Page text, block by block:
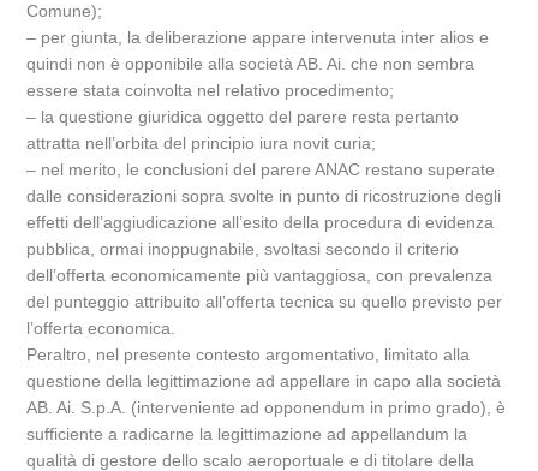
Comune);
– per giunta, la deliberazione appare intervenuta inter alios e
quindi non è opponibile alla società AB. Ai. che non sembra
essere stata coinvolta nel relativo procedimento;
– la questione giuridica oggetto del parere resta pertanto
attratta nell’orbita del principio iura novit curia;
– nel merito, le conclusioni del parere ANAC restano superate
dalle considerazioni sopra svolte in punto di ricostruzione degli
effetti dell’aggiudicazione all’esito della procedura di evidenza
pubblica, ormai inoppugnabile, svoltasi secondo il criterio
dell’offerta economicamente più vantaggiosa, con prevalenza
del punteggio attribuito all’offerta tecnica su quello previsto per
l’offerta economica.
Peraltro, nel presente contesto argomentativo, limitato alla
questione della legittimazione ad appellare in capo alla società
AB. Ai. S.p.A. (interveniente ad opponendum in primo grado), è
sufficiente a radicarne la legittimazione ad appellandum la
qualità di gestore dello scalo aeroportuale e di titolare della